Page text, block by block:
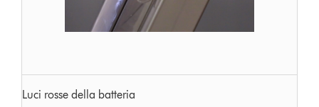
Luci rosse della batteria